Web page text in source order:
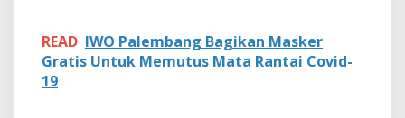
P
e
n
READ IWO Palembang Bagikan Masker
Gratis Untuk Memutus Mata Rantai Covid-
19